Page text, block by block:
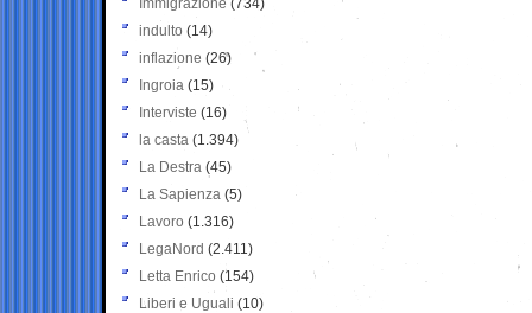
Immigrazione (734)
indulto (14)
inflazione (26)
Ingroia (15)
Interviste (16)
la casta (1.394)
La Destra (45)
La Sapienza (5)
Lavoro (1.316)
LegaNord (2.411)
Letta Enrico (154)
Liberi e Uguali (10)